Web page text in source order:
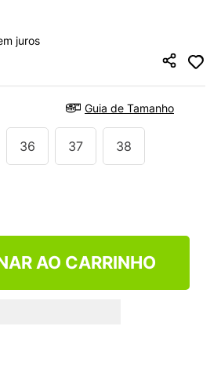
juros
Guia de Tamanho
36 37 38
AO CARRINHO